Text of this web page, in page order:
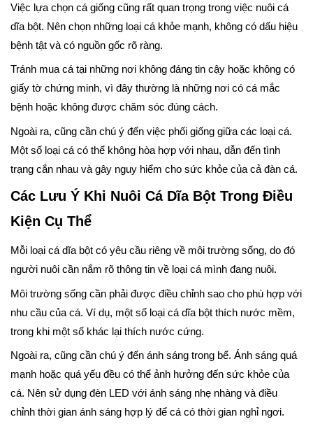
Việc lựa chọn cá giống cũng rất quan trọng trong việc nuôi cá
dĩa bột. Nên chọn những loại cá khỏe mạnh, không có dấu hiệu
bệnh tật và có nguồn gốc rõ ràng.
Tránh mua cá tại những nơi không đáng tin cậy hoặc không có
giấy tờ chứng minh, vì đây thường là những nơi có cá mắc
bệnh hoặc không được chăm sóc đúng cách.
Ngoài ra, cũng cần chú ý đến việc phối giống giữa các loại cá.
Một số loại cá có thể không hòa hợp với nhau, dẫn đến tình
trạng cắn nhau và gây nguy hiểm cho sức khỏe của cả đàn cá.
Các Lưu Ý Khi Nuôi Cá Dĩa Bột Trong Điều
Kiện Cụ Thể
Mỗi loại cá dĩa bột có yêu cầu riêng về môi trường sống, do đó
người nuôi cần nắm rõ thông tin về loại cá mình đang nuôi.
Môi trường sống cần phải được điều chỉnh sao cho phù hợp với
nhu cầu của cá. Ví dụ, một số loại cá dĩa bột thích nước mềm,
trong khi một số khác lại thích nước cứng.
Ngoài ra, cũng cần chú ý đến ánh sáng trong bể. Ánh sáng quá
mạnh hoặc quá yếu đều có thể ảnh hưởng đến sức khỏe của
cá. Nên sử dụng đèn LED với ánh sáng nhẹ nhàng và điều
chỉnh thời gian ánh sáng hợp lý để cá có thời gian nghỉ ngơi.